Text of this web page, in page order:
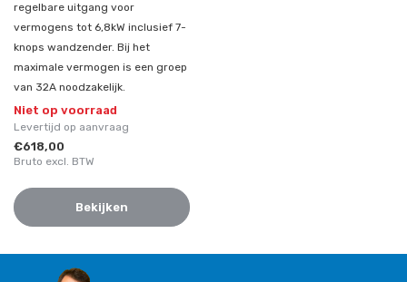
regelbare uitgang voor
vermogens tot 6,8kW inclusief 7-
knops wandzender. Bij het
maximale vermogen is een groep
van 32A noodzakelijk.
Niet op voorraad
Levertijd op aanvraag
€618,00
Bruto excl. BTW
Bekijken